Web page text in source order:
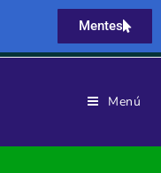
Mentes
Menú